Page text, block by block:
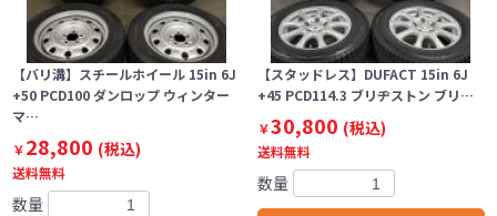
【バリ溝】スチールホイール 15in 6J
+50 PCD100 ダンロップ ウィンター
マ…
￥28,800 (税込)
送料無料
数量
【スタッドレス】DUFACT 15in 6J
+45 PCD114.3 ブリヂストン ブリ…
￥30,800 (税込)
送料無料
数量